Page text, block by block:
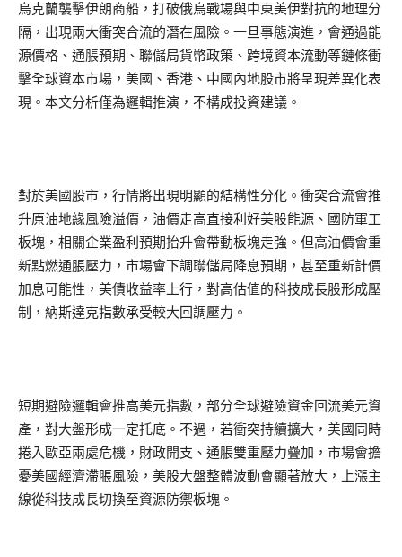
烏克蘭襲擊伊朗商船，打破俄烏戰場與中東美伊對抗的地理分
隔，出現兩大衝突合流的潛在風險。一旦事態演進，會通過能
源價格、通脹預期、聯儲局貨幣政策、跨境資本流動等鏈條衝
擊全球資本市場，美國、香港、中國內地股市將呈現差異化表
現。本文分析僅為邏輯推演，不構成投資建議。
對於美國股市，行情將出現明顯的結構性分化。衝突合流會推
升原油地緣風險溢價，油價走高直接利好美股能源、國防軍工
板塊，相關企業盈利預期抬升會帶動板塊走強。但高油價會重
新點燃通脹壓力，市場會下調聯儲局降息預期，甚至重新計價
加息可能性，美債收益率上行，對高估值的科技成長股形成壓
制，納斯達克指數承受較大回調壓力。
短期避險邏輯會推高美元指數，部分全球避險資金回流美元資
產，對大盤形成一定托底。不過，若衝突持續擴大，美國同時
捲入歐亞兩處危機，財政開支、通脹雙重壓力疊加，市場會擔
憂美國經濟滯脹風險，美股大盤整體波動會顯著放大，上漲主
線從科技成長切換至資源防禦板塊。